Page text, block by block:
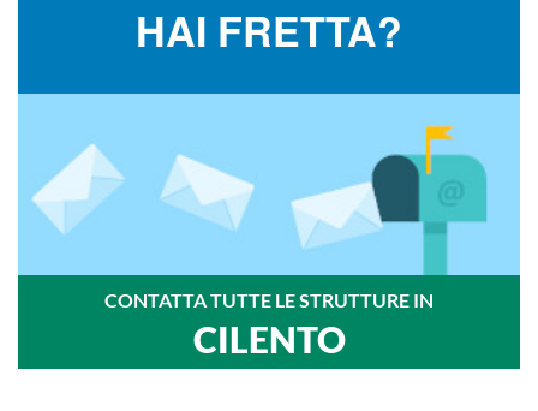
HAI FRETTA?
CONTATTA TUTTE LE STRUTTURE IN
CILENTO